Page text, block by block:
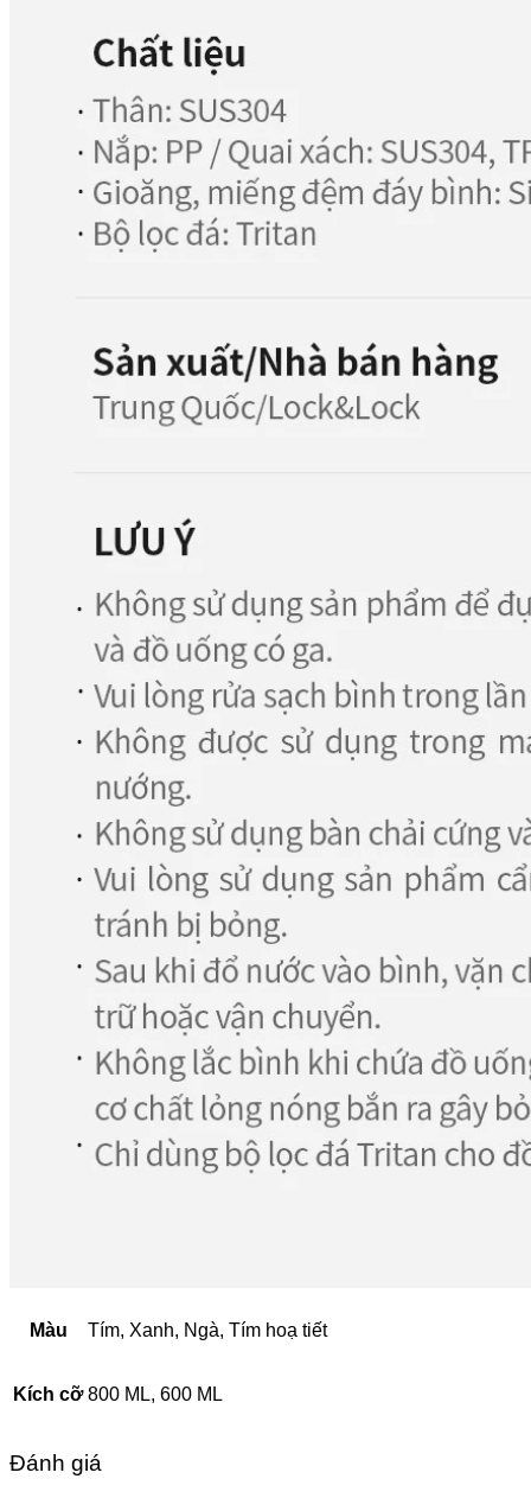
Màu Tím, Xanh, Ngà, Tím hoạ tiết
Kích cỡ 800 ML, 600 ML
Đánh giá